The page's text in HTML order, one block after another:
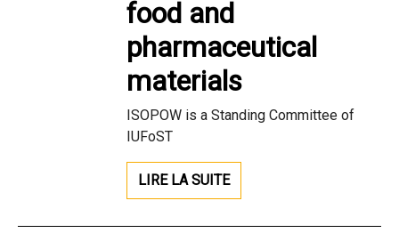
food and
pharmaceutical
materials
ISOPOW is a Standing Committee of
IUFoST
LIRE LA SUITE